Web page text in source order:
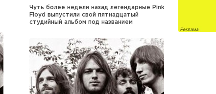
Чуть более недели назад легендарные Pink
Floyd выпустили свой пятнадцатый
студийный альбом под названием